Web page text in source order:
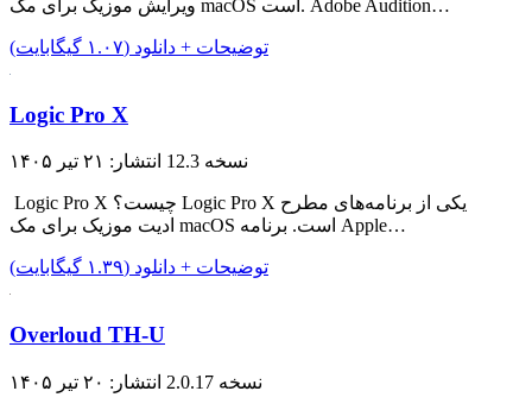
ویرایش موزیک برای مک macOS است. Adobe Audition…
توضیحات + دانلود (۱.۰۷ گیگابایت)
Logic Pro X
نسخه 12.3 انتشار: ۲۱ تیر ۱۴۰۵
Logic Pro X چیست؟ Logic Pro X یکی از برنامه‌های مطرح
ادیت موزیک برای مک macOS است. برنامه Apple…
توضیحات + دانلود (۱.۳۹ گیگابایت)
Overloud TH-U
نسخه 2.0.17 انتشار: ۲۰ تیر ۱۴۰۵